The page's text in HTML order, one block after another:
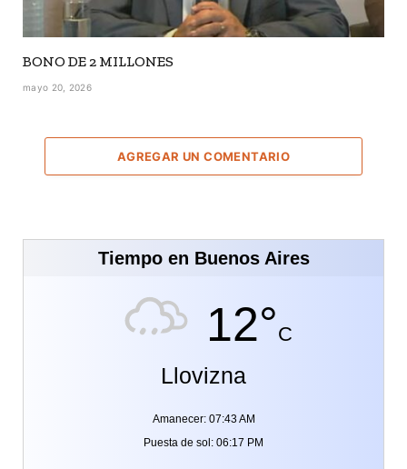
BONO DE 2 MILLONES
mayo 20, 2026
AGREGAR UN COMENTARIO
Tiempo en Buenos Aires
12°C
Llovizna
Amanecer: 07:43 AM
Puesta de sol: 06:17 PM